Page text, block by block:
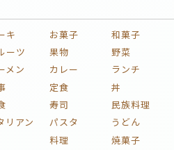
キ お菓子
和菓子
ーツ 果物
野菜
メン カレー
ランチ
定食
丼
寿司
民族料理
リアン パスタ
うどん
料理
焼菓子